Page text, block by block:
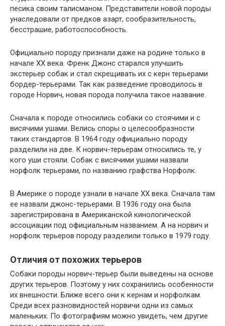
песика своим талисманом. Представители новой породы
унаследовали от предков азарт, сообразительность,
бесстрашие, работоспособность.
Официально породу признали даже на родине только в
начале XX века. Френк Джонс старался улучшить
экстерьер собак и стал скрещивать их с керн терьерами
бордер-терьерами. Так как разведение проводилось в
городе Норвич, новая порода получила такое название.
Сначала к породе относились собаки со стоячими и с
висячими ушами. Велись споры о целесообразности
таких стандартов. В 1964 году официально породу
разделили на две. К норвич-терьерам относились те, у
кого уши стояли. Собак с висячими ушами назвали
норфолк терьерами, по названию графства Норфолк.
В Америке о породе узнали в начале XX века. Сначала там
ее назвали джонс-терьерами. В 1936 году она была
зарегистрирована в Американской кинологической
ассоциации под официальным названием. А на норвич и
норфолк терьеров породу разделили только в 1979 году.
Отличия от похожих терьеров
Собаки породы норвич-терьер были выведены на основе
других терьеров. Поэтому у них сохранились особенности
их внешности. Ближе всего они к кернам и норфолкам.
Среди всех разновидностей норвичи одни из самых
маленьких. По фотографиям можно увидеть, чем другие